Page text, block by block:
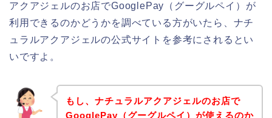
アクアジェルのお店でGooglePay（グーグルペイ）が
利用できるのかどうかを調べている方がいたら、ナチ
ュラルアクアジェルの公式サイトを参考にされるとい
いですよ。
もし、ナチュラルアクアジェルのお店で
GooglePay（グーグルペイ）が使えるのか